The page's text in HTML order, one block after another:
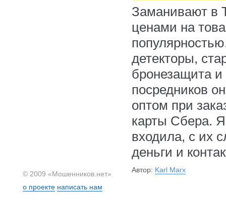
Заманивают в
ценами на
детекторы,
бронезащита и
посредников
оптом при
карты Сбера.
входила, с их
деньги и
Автор: Karl Marx
© 2009 «Мошенников.нет»
о проекте написать нам